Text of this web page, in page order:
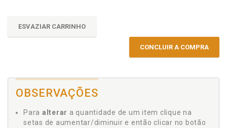
ESVAZIAR CARRINHO
CONCLUIR A COMPRA
OBSERVAÇÕES
Para alterar a quantidade de um item clique na
setas de aumentar/diminuir e então clicar no botão